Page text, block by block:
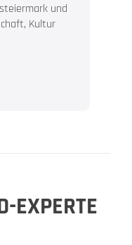
und
Kultur
EXPERTE